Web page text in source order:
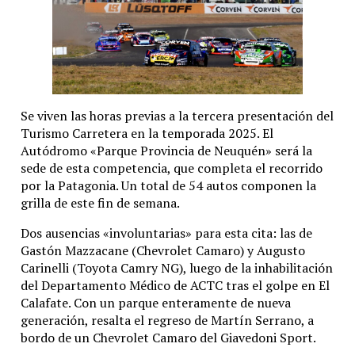
presidencial, Manuel Adorni, sobre que el gobierno
Según Albares,“no hay precedentes de jefes de
es una injerencia flagrante en asuntos internos”.
En ese sentido, agregó que “las instituciones españolas
ha reiterado que es “un ataque a las instituciones y a la
Temas relacionados:
Siguente
La industria fueguina con peores números que durante la
Anterior
Claves para entender el conflicto diplomático entre Argentina
Se viven las horas previas a la tercera presentación del
Turismo Carretera en la temporada 2025. El
Autódromo «Parque Provincia de Neuquén» será la
sede de esta competencia, que completa el recorrido
por la Patagonia. Un total de 54 autos componen la
grilla de este fin de semana.
Dos ausencias «involuntarias» para esta cita: las de
Gastón Mazzacane (Chevrolet Camaro) y Augusto
Carinelli (Toyota Camry NG), luego de la inhabilitación
del Departamento Médico de ACTC tras el golpe en El
Calafate. Con un parque enteramente de nueva
generación, resalta el regreso de Martín Serrano, a
bordo de un Chevrolet Camaro del Giavedoni Sport.